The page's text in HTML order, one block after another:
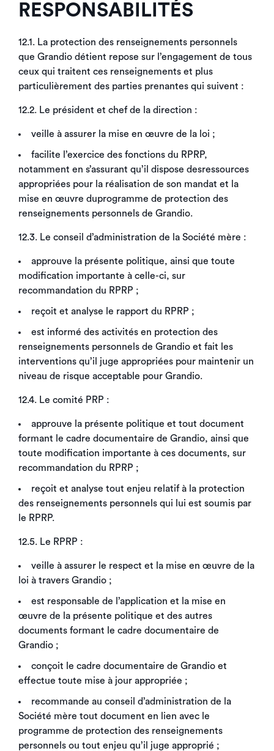
RESPONSABILITÉS
12.1. La protection des renseignements personnels
que Grandio détient repose sur l’engagement de tous
ceux qui traitent ces renseignements et plus
particulièrement des parties prenantes qui suivent :
12.2. Le président et chef de la direction :
veille à assurer la mise en œuvre de la loi ;
facilite l’exercice des fonctions du RPRP,
notamment en s’assurant qu’il dispose desressources
appropriées pour la réalisation de son mandat et la
mise en œuvre duprogramme de protection des
renseignements personnels de Grandio.
12.3. Le conseil d’administration de la Société mère :
approuve la présente politique, ainsi que toute
modification importante à celle-ci, sur
recommandation du RPRP ;
reçoit et analyse le rapport du RPRP ;
est informé des activités en protection des
renseignements personnels de Grandio et fait les
interventions qu’il juge appropriées pour maintenir un
niveau de risque acceptable pour Grandio.
12.4. Le comité PRP :
approuve la présente politique et tout document
formant le cadre documentaire de Grandio, ainsi que
toute modification importante à ces documents, sur
recommandation du RPRP ;
reçoit et analyse tout enjeu relatif à la protection
des renseignements personnels qui lui est soumis par
le RPRP.
12.5. Le RPRP :
veille à assurer le respect et la mise en œuvre de la
loi à travers Grandio ;
est responsable de l’application et la mise en
œuvre de la présente politique et des autres
documents formant le cadre documentaire de
Grandio ;
conçoit le cadre documentaire de Grandio et
effectue toute mise à jour appropriée ;
recommande au conseil d’administration de la
Société mère tout document en lien avec le
programme de protection des renseignements
personnels ou tout enjeu qu’il juge approprié ;